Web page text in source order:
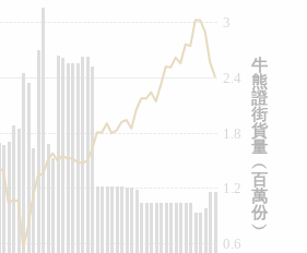
2.4
0.6
1.2
1.8
3
牛
熊
證
街
貨
量
︵
百
萬
份
︶